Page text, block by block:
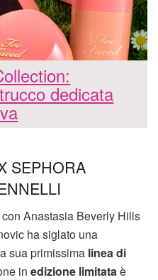
dedicata
SEPHORA
Anastasia Beverly Hills
ha siglato una
sua primissima linea di
in edizione limitata è